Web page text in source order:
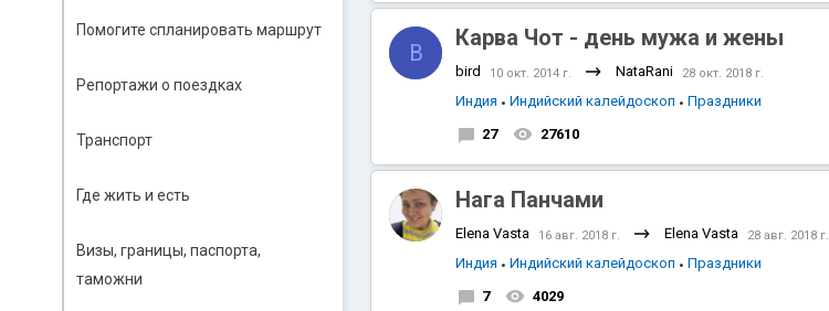
Помогите спланировать маршрут
Репортажи о поездках
Транспорт
Где жить и есть
Визы, границы, паспорта,
таможни
Карва Чот - день мужа и жены
B
bird 10 окт. 2014 г. NataRani 28 окт. 2018 г.
Индия Индийский калейдоскоп
Праздники
27
27610
Нага Панчами
Elena Vasta 16 авг. 2018 г. Elena Vasta 28 авг. 2018 г.
Индия Индийский калейдоскоп
Праздники
7
4029